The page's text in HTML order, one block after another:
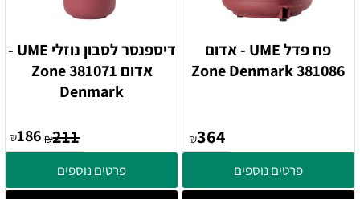
פח פדל UME - אדום
381086 Zone Denmark
₪364
פרטים נוספים
דיספנסר לסבון נוזלי UME -
אדום 381071 Zone
Denmark
₪211
₪186
פרטים נוספים